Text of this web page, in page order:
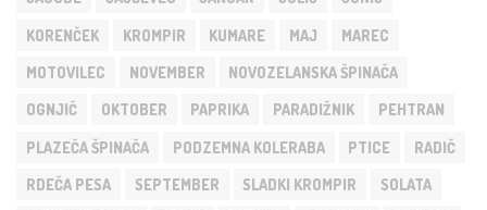
KORENČEK KROMPIR KUMARE MAJ MAREC
MOTOVILEC NOVEMBER NOVOZELANSKA ŠPINAČA
OGNJIČ OKTOBER PAPRIKA PARADIŽNIK PEHTRAN
PLAZEČA ŠPINAČA PODZEMNA KOLERABA PTICE RADIČ
RDEČA PESA SEPTEMBER SLADKI KROMPIR SOLATA